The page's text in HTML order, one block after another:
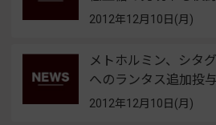
2012年12月10日(月)
メトホルミン、シタ
へのランタス追加投与
2012年12月10日(月)